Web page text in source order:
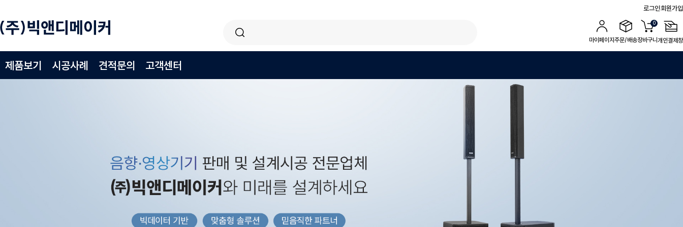
로그인회원가입
마이페이지주문/배송
0
장바구니개인결제창
제품보기 시공사례 견적문의 고객센터